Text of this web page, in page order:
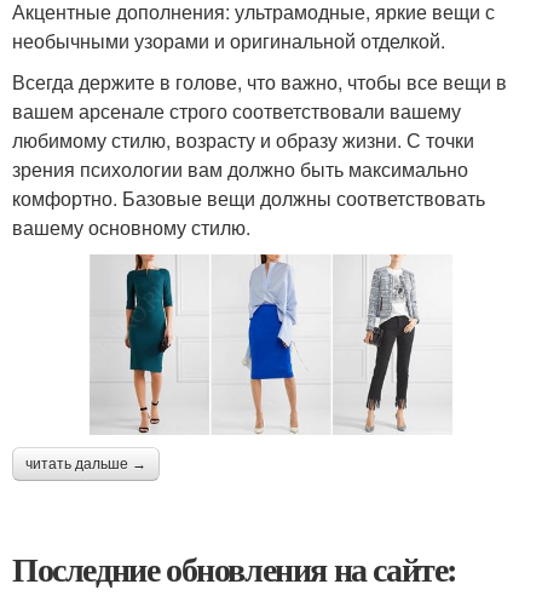
Акцентные дополнения: ультрамодные, яркие вещи с
необычными узорами и оригинальной отделкой.
Всегда держите в голове, что важно, чтобы все вещи в
вашем арсенале строго соответствовали вашему
любимому стилю, возрасту и образу жизни. С точки
зрения психологии вам должно быть максимально
комфортно. Базовые вещи должны соответствовать
вашему основному стилю.
читать дальше →
Последние обновления на сайте: